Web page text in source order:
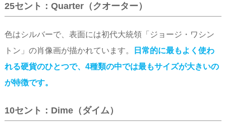
25セント：Quarter（クオーター）
色はシルバーで、表面には初代大統領「ジョージ・ワシン
トン」の肖像画が描かれています。
日常的に最もよく使わ
れる硬貨のひとつで、4種類の中では最もサイズが大きいの
が特徴です。
10セント：Dime（ダイム）